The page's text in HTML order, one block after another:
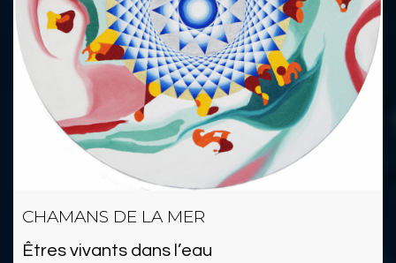
CHAMANS DE LA MER
Êtres vivants dans l’eau